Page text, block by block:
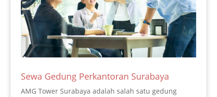
Sewa Gedung Perkantoran Surabaya
AMG Tower Surabaya adalah salah satu gedung